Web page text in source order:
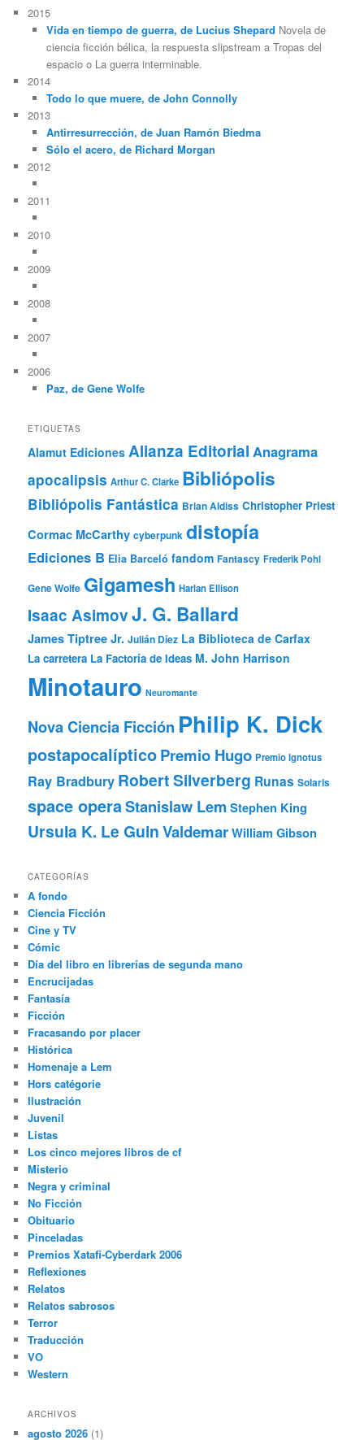
2015
Vida en tiempo de guerra, de Lucius Shepard Novela de
ciencia ficción bélica, la respuesta slipstream a Tropas del
espacio o La guerra interminable.
2014
Todo lo que muere, de John Connolly
2013
Antirresurrección, de Juan Ramón Biedma
Sólo el acero, de Richard Morgan
2012
2011
2010
2009
2008
2007
2006
Paz, de Gene Wolfe
ETIQUETAS
Alamut Ediciones Alianza Editorial Anagrama
apocalipsis Arthur C. Clarke Bibliópolis
Bibliópolis Fantástica Brian Aldiss Christopher Priest
Cormac McCarthy cyberpunk distopía
Ediciones B Elia Barceló fandom Fantascy Frederik Pohl
Gene Wolfe Gigamesh Harlan Ellison
Isaac AsimovJ. G. Ballard
James Tiptree Jr. Julián Díez La Biblioteca de Carfax
La carretera La Factoría de Ideas M. John Harrison
Minotauro Neuromante
Nova Ciencia Ficción Philip K. Dick
postapocalípticoPremio Hugo Premio Ignotus
Ray Bradbury Robert Silverberg Runas Solaris
space operaStanislaw Lem Stephen King
Ursula K. Le GuinValdemarWilliam Gibson
CATEGORÍAS
A fondo
Ciencia Ficción
Cine y TV
Cómic
Día del libro en librerías de segunda mano
Encrucijadas
Fantasía
Ficción
Fracasando por placer
Histórica
Homenaje a Lem
Hors catégorie
Ilustración
Juvenil
Listas
Los cinco mejores libros de cf
Misterio
Negra y criminal
No Ficción
Obituario
Pinceladas
Premios Xatafi-Cyberdark 2006
Reflexiones
Relatos
Relatos sabrosos
Terror
Traducción
VO
Western
ARCHIVOS
agosto 2026 (1)